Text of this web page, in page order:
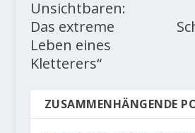
Unsichtbaren:
Das extreme
Leben eines
Kletterers“
ZUSAMMENHÄNGENDE